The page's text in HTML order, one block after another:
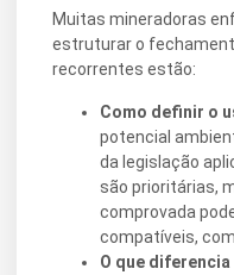
Muitas mineradoras
estruturar o
recorrentes estão:
Como definir o
potencial
da legislação
são prioritárias,
comprovada
compatíveis,
O que